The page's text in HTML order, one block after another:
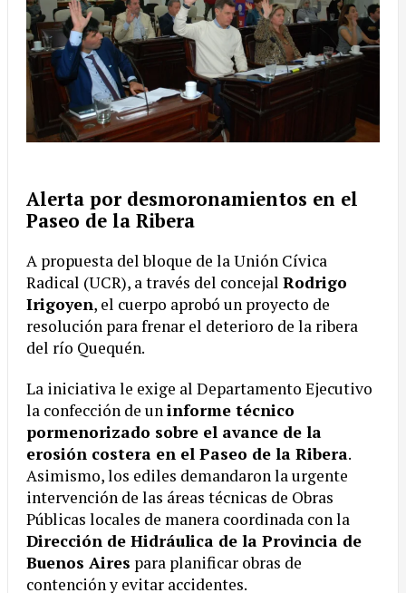
Alerta por desmoronamientos en el
Paseo de la Ribera
A propuesta del bloque de la Unión Cívica
Radical (UCR), a través del concejal Rodrigo
Irigoyen, el cuerpo aprobó un proyecto de
resolución para frenar el deterioro de la ribera
del río Quequén.
La iniciativa le exige al Departamento Ejecutivo
la confección de uninforme técnico
pormenorizado sobre el avance de la
erosión costera en el Paseo de la Ribera.
Asimismo, los ediles demandaron la urgente
intervención de las áreas técnicas de Obras
Públicas locales de manera coordinada con la
Dirección de Hidráulica de la Provincia de
Buenos Aires para planificar obras de
contención y evitar accidentes.